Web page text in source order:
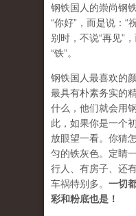
钢铁国人的崇尚钢
“你好”，而是说：“
别时，不说“再见”
“铁”。
钢铁国人最喜欢的
最具有朴素务实的
什么，他们就会用
此，如果你是一个
放眼望一看。你猜
匀的铁灰色。定睛
行人、有房子、还
车祸特别多。 一切
彩和粉底也是！